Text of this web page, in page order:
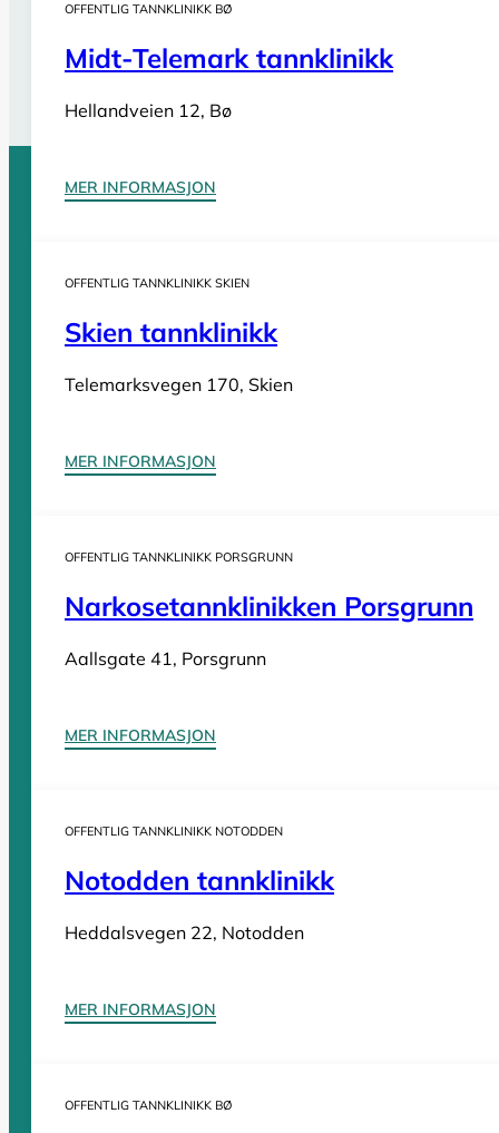
OFFENTLIG TANNKLINIKK BØ
Midt-Telemark tannklinikk
Hellandveien 12, Bø
MER INFORMASJON
OFFENTLIG TANNKLINIKK SKIEN
Skien tannklinikk
Telemarksvegen 170, Skien
MER INFORMASJON
OFFENTLIG TANNKLINIKK PORSGRUNN
Narkosetannklinikken Porsgrunn
Aallsgate 41, Porsgrunn
MER INFORMASJON
OFFENTLIG TANNKLINIKK NOTODDEN
Notodden tannklinikk
Heddalsvegen 22, Notodden
MER INFORMASJON
OFFENTLIG TANNKLINIKK BØ
Har du behov forakutt tannlegehjelp
Tannleger Finnmark
Tannleger Møre og Romsdal
Tannleger Oslo
Tannleger Telemark
Tannleger Trøndelag
Tannleger Vestfold
Tannleger Norge
Vi er enkomplett oversikt over offentlige tannklinikker i Norge